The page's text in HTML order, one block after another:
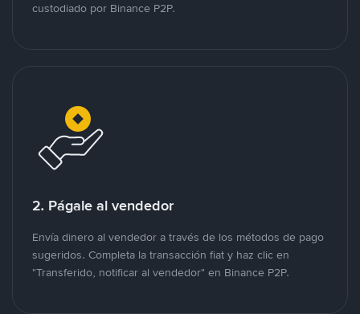
custodiado por Binance P2P.
2. Págale al vendedor
Envía dinero al vendedor a través de los métodos de pago
sugeridos. Completa la transacción fiat y haz clic en
"Transferido, notificar al vendedor" en Binance P2P.